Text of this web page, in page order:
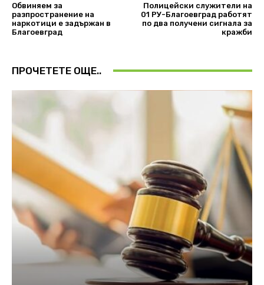
Обвиняем за
разпространение на
наркотици е задържан в
Благоевград
Полицейски служители на
01 РУ-Благоевград работят
по два получени сигнала за
кражби
ПРОЧЕТЕТЕ ОЩЕ..